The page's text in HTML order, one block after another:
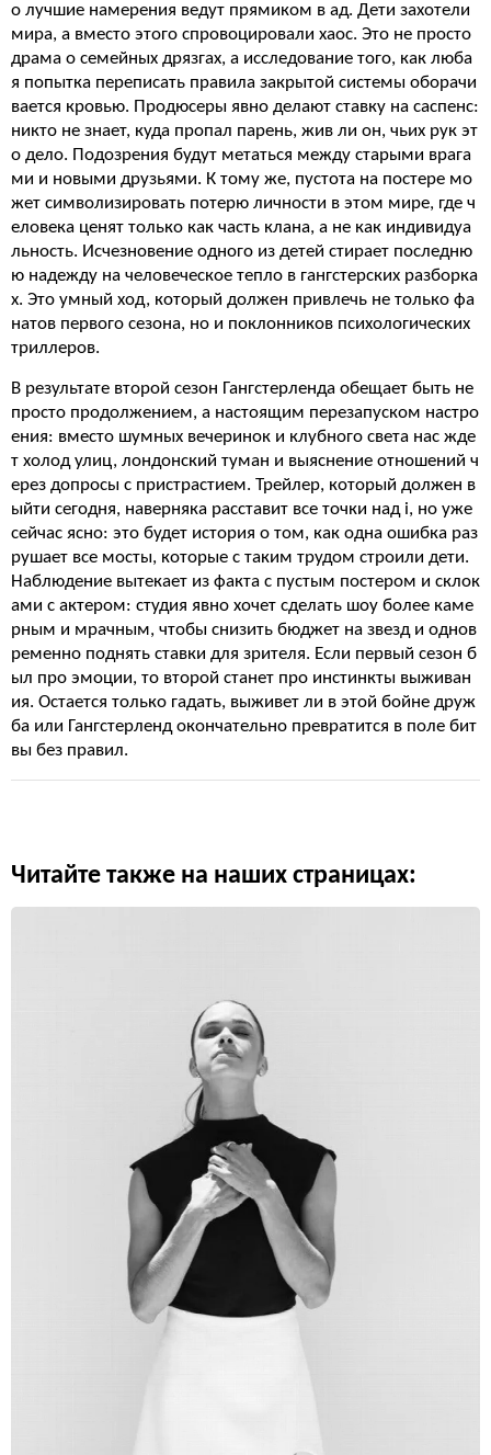
о лучшие намерения ведут прямиком в ад. Дети захотели
мира, а вместо этого спровоцировали хаос. Это не просто
драма о семейных дрязгах, а исследование того, как люба
я попытка переписать правила закрытой системы оборачи
вается кровью. Продюсеры явно делают ставку на саспенс:
никто не знает, куда пропал парень, жив ли он, чьих рук эт
о дело. Подозрения будут метаться между старыми врага
ми и новыми друзьями. К тому же, пустота на постере мо
жет символизировать потерю личности в этом мире, где ч
еловека ценят только как часть клана, а не как индивидуа
льность. Исчезновение одного из детей стирает последню
ю надежду на человеческое тепло в гангстерских разборка
х. Это умный ход, который должен привлечь не только фа
натов первого сезона, но и поклонников психологических
триллеров.
В результате второй сезон Гангстерленда обещает быть не
просто продолжением, а настоящим перезапуском настро
ения: вместо шумных вечеринок и клубного света нас жде
т холод улиц, лондонский туман и выяснение отношений ч
ерез допросы с пристрастием. Трейлер, который должен в
ыйти сегодня, наверняка расставит все точки над i, но уже
сейчас ясно: это будет история о том, как одна ошибка раз
рушает все мосты, которые с таким трудом строили дети.
Наблюдение вытекает из факта с пустым постером и склок
ами с актером: студия явно хочет сделать шоу более каме
рным и мрачным, чтобы снизить бюджет на звезд и однов
ременно поднять ставки для зрителя. Если первый сезон б
ыл про эмоции, то второй станет про инстинкты выживан
ия. Остается только гадать, выживет ли в этой бойне друж
ба или Гангстерленд окончательно превратится в поле бит
вы без правил.
Читайте также на наших страницах: